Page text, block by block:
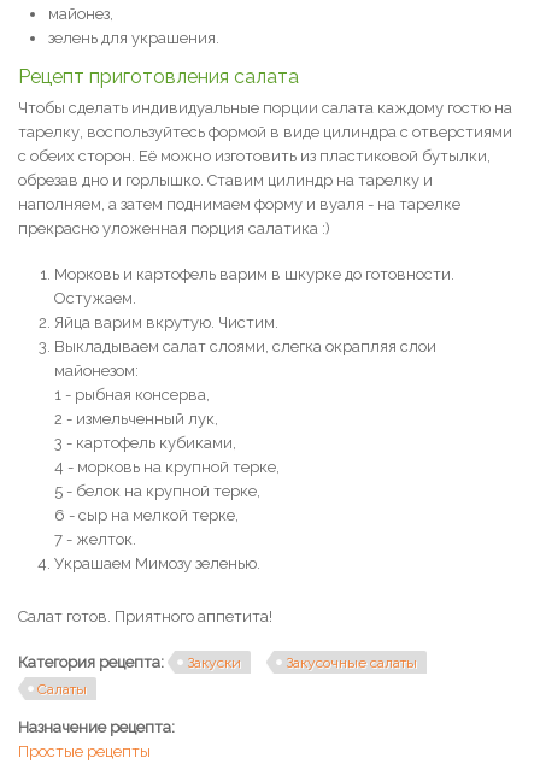
майонез,
зелень для украшения.
Рецепт приготовления салата
Чтобы сделать индивидуальные порции салата каждому гостю на
тарелку, воспользуйтесь формой в виде цилиндра с отверстиями
с обеих сторон. Её можно изготовить из пластиковой бутылки,
обрезав дно и горлышко. Ставим цилиндр на тарелку и
наполняем, а затем поднимаем форму и вуаля - на тарелке
прекрасно уложенная порция салатика :)
Морковь и картофель варим в шкурке до готовности.
Остужаем.
Яйца варим вкрутую. Чистим.
Выкладываем салат слоями, слегка окрапляя слои
майонезом:
1 - рыбная консерва,
2 - измельченный лук,
3 - картофель кубиками,
4 - морковь на крупной терке,
5 - белок на крупной терке,
6 - сыр на мелкой терке,
7 - желток.
Украшаем Мимозу зеленью.
Салат готов. Приятного аппетита!
Категория рецепта: Закуски
Закусочные салаты
Салаты
Назначение рецепта:
Простые рецепты